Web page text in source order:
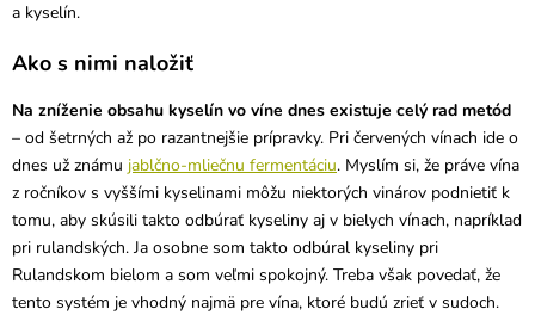
a kyselín.
Ako s nimi naložiť
Na zníženie obsahu kyselín vo víne dnes existuje celý rad metód
– od šetrných až po razantnejšie prípravky. Pri červených vínach ide o
dnes už známu jablčno-mliečnu fermentáciu. Myslím si, že práve vína
z ročníkov s vyššími kyselinami môžu niektorých vinárov podnietiť k
tomu, aby skúsili takto odbúrať kyseliny aj v bielych vínach, napríklad
pri rulandských. Ja osobne som takto odbúral kyseliny pri
Rulandskom bielom a som veľmi spokojný. Treba však povedať, že
tento systém je vhodný najmä pre vína, ktoré budú zrieť v sudoch.